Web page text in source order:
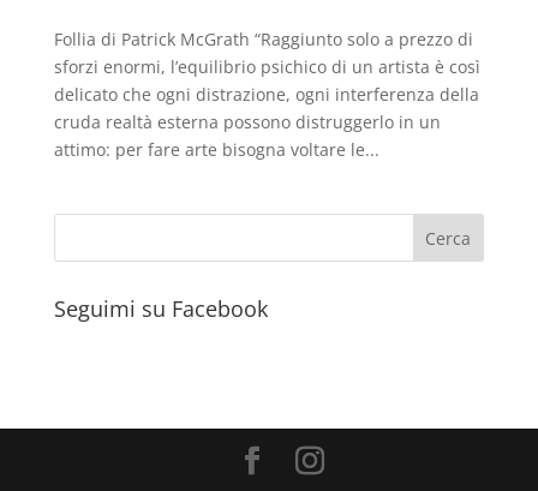
Follia di Patrick McGrath “Raggiunto solo a prezzo di
sforzi enormi, l’equilibrio psichico di un artista è così
delicato che ogni distrazione, ogni interferenza della
cruda realtà esterna possono distruggerlo in un
attimo: per fare arte bisogna voltare le...
Seguimi su Facebook